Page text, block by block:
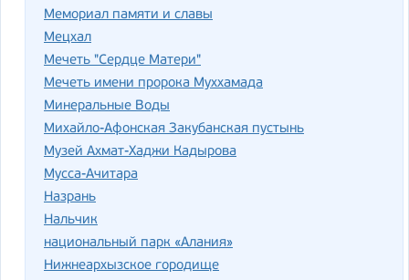
Мемориал памяти и славы
Мецхал
Мечеть "Сердце Матери"
Мечеть имени пророка Муххамада
Минеральные Воды
Михайло-Афонская Закубанская пустынь
Музей Ахмат-Хаджи Кадырова
Мусса-Ачитара
Назрань
Нальчик
национальный парк «Алания»
Нижнеархызское городище